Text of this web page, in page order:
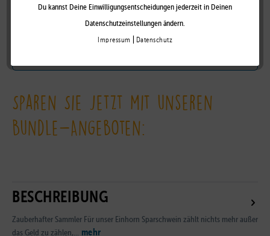
Du kannst Deine Einwilligungsentscheidungen jederzeit in Deinen
Datenschutzeinstellungen ändern.
Impressum Datenschutz
Auf die Wunschliste
Sparen Sie jetzt mit unseren
Bundle-Angeboten:
BESCHREIBUNG
Zauberhafter Sammler Für unser Einhorn Sparschwein zählt nichts mehr außer
das Geld zu zählen,... mehr